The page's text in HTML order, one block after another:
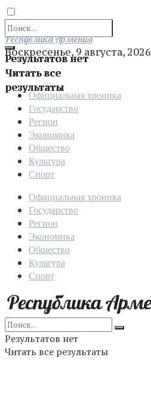
Результатов нет
Читать все
результаты
Отправить
Республика Армения
Воскресенье, 9 августа, 2026
Официальная хроника
Государство
Регион
Экономика
Общество
Культура
Спорт
Официальная хроника
Государство
Регион
Экономика
Общество
Культура
Спорт
Результатов нет
Читать все результаты